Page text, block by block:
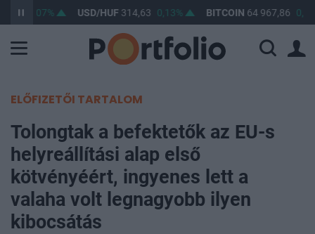
0,07% USD/HUF314,63 0,13% BITCOIN 64 967,86
ELŐFIZETŐI TARTALOM
Tolongtak a befektetők az EU-s
helyreállítási alap első
kötvényéért, ingyenes lett a
valaha volt legnagyobb ilyen
kibocsátás